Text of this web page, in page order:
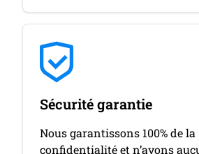
Sécurité garantie
Nous garantissons 100% de la
confidentialité et n’avons